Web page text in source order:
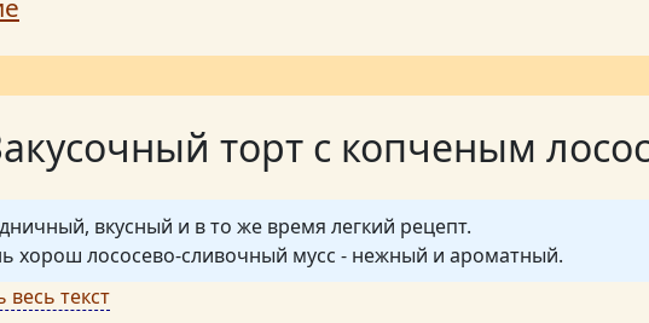
торт с копченым
вкусный и в то же время легкий рецепт.
хорош лососево-сливочный мусс - нежный и ароматный.
весь текст